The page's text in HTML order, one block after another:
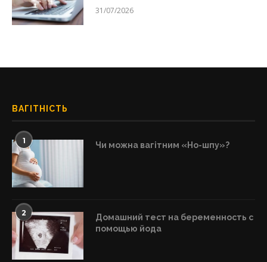
31/07/2026
ВАГІТНІСТЬ
1 Чи можна вагітним «Но-шпу»?
2
Домашний тест на беременность с
помощью йода